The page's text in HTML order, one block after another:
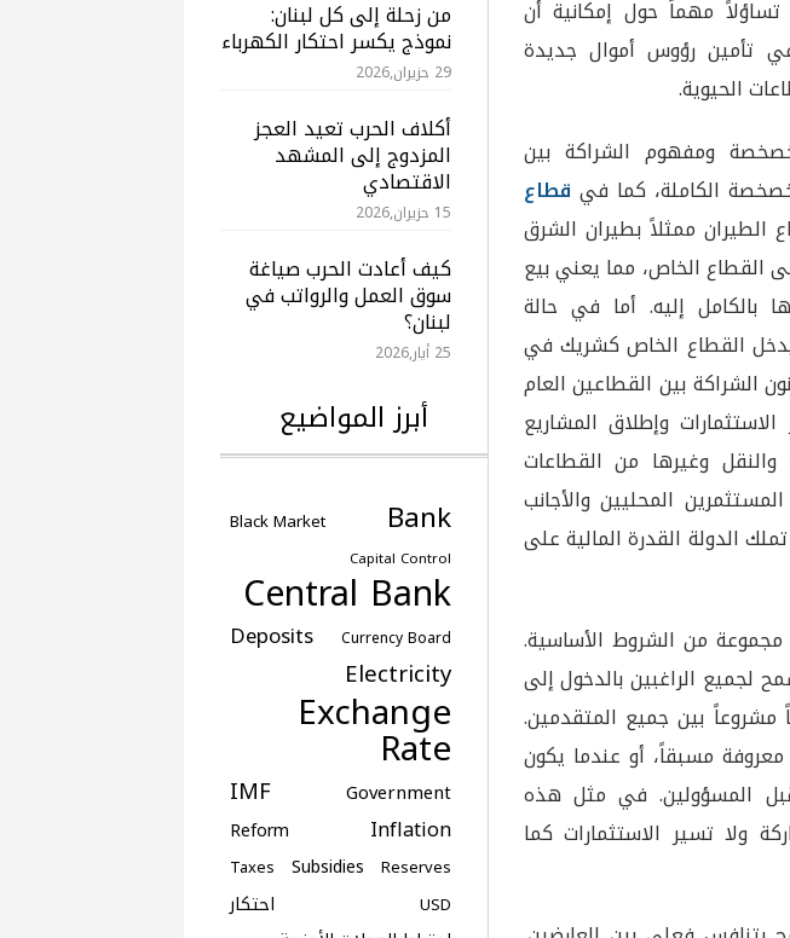
تساؤلاً مهماً حول إمكانية أن
تأمين رؤوس أموال جديدة
الحيوية.
ومفهوم الشراكة بين
الكاملة، كما في قطاع
الطيران ممثلاً بطيران الشرق
القطاع الخاص، مما يعني بيع
بالكامل إليه. أما في حالة
يدخل القطاع الخاص كشريك في
الشراكة بين القطاعين العام
وإطلاق المشاريع
وغيرها من القطاعات
المحليين والأجانب
الدولة القدرة المالية على
مجموعة من الشروط الأساسية.
لجميع الراغبين بالدخول إلى
بين جميع المتقدمين.
معروفة مسبقاً، أو عندما يكون
المسؤولين. في مثل هذه
ولا تسير الاستثمارات كما
من زحلة إلى كل لبنان:
نموذج يكسر احتكار الكهرباء
29 حزيران,2026
أكلاف الحرب تعيد العجز
المزدوج إلى المشهد
الاقتصادي
15 حزيران,2026
كيف أعادت الحرب صياغة
سوق العمل والرواتب في
لبنان؟
25 أيار,2026
أبرز المواضيع
Bank
Black Market
Capital Control
Central Bank
Currency Board
Deposits
Electricity
Exchange
Rate
Government
IMF
Inflation
Reform
Reserves
Subsidies
Taxes
USD
احتكار